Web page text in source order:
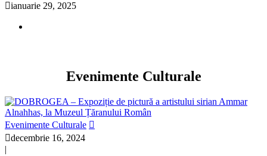
ianuarie 29, 2025
Evenimente Culturale
Evenimente Culturale
decembrie 16, 2024
|